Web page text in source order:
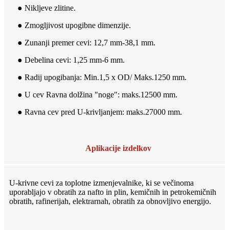
● Nikljeve zlitine.
● Zmogljivost upogibne dimenzije.
● Zunanji premer cevi: 12,7 mm-38,1 mm.
● Debelina cevi: 1,25 mm-6 mm.
● Radij upogibanja: Min.1,5 x OD/ Maks.1250 mm.
● U cev Ravna dolžina "noge": maks.12500 mm.
● Ravna cev pred U-krivljanjem: maks.27000 mm.
Aplikacije izdelkov
U-krivne cevi za toplotne izmenjevalnike, ki se večinoma
uporabljajo v obratih za nafto in plin, kemičnih in petrokemičnih
obratih, rafinerijah, elektrarnah, obratih za obnovljivo energijo.